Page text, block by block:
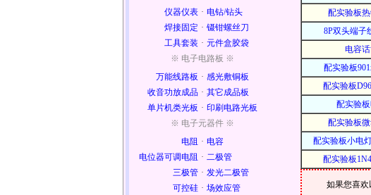
仪器仪表 · 电钻/钻头
焊接固定 · 镊钳螺丝刀
工具套装 · 元件盒胶袋
※ 电子电路板 ※
万能线路板 · 感光敷铜板
收音功放成品 · 其它成品板
单片机类光板 · 印刷电路光板
※ 电子元器件 ※
电阻 · 电容
电位器可调电阻 · 二极管
三极管 · 发光二极管
可控硅 · 场效应管
配实验板
8P双头端子
电容
配实验板
配实验板
配实验
配实验板
配实验板小电
配实验板
如果您喜欢